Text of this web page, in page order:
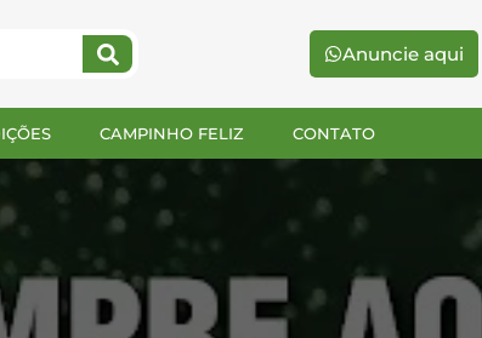
Anuncie aqui
CAMPINHO FELIZ CONTATO